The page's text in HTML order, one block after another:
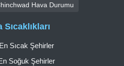
Hava Durumu
Sıcaklıkları
Sıcak Şehirler
Soğuk Şehirler